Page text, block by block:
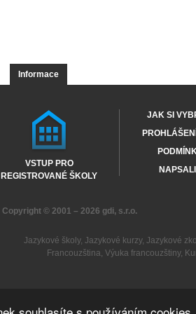
Informace
VSTUP PRO
REGISTROVANÉ ŠKOLY
JAK SI
Copyright © 2001 – 2026 gdi, s.r.o.
Jazykové školy, Jazykové kurzy, Jazykové
Francouzština, Výuka francouzštiny,